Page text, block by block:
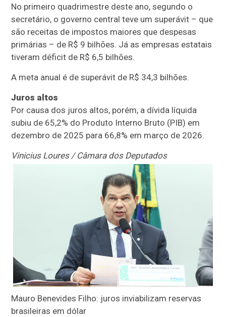
No primeiro quadrimestre deste ano, segundo o
secretário, o governo central teve um superávit – que
são receitas de impostos maiores que despesas
primárias – de R$ 9 bilhões. Já as empresas estatais
tiveram déficit de R$ 6,5 bilhões.
A meta anual é de superávit de R$ 34,3 bilhões.
Juros altos
Por causa dos juros altos, porém, a dívida líquida
subiu de 65,2% do Produto Interno Bruto (PIB) em
dezembro de 2025 para 66,8% em março de 2026.
Vinicius Loures / Câmara dos Deputados
Mauro Benevides Filho: juros inviabilizam reservas
brasileiras em dólar